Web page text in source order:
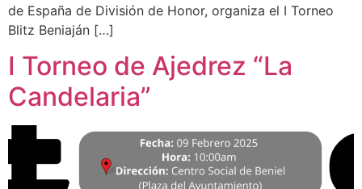
de España de División de Honor, organiza el I Torneo
Blitz Beniaján […]
I Torneo de Ajedrez “La
Candelaria”